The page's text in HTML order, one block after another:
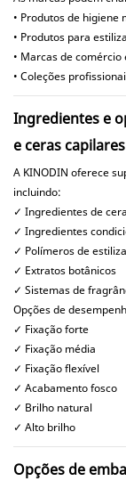
• Produtos de
• Produtos para
• Marcas de
• Coleções
Ingredientes e
e ceras capilares
A KINODIN oferece
incluindo:
✓ Ingredientes de
✓ Ingredientes
✓ Polímeros de
✓ Extratos botânicos
✓ Sistemas de
Opções de
✓ Fixação forte
✓ Fixação média
✓ Fixação flexível
✓ Acabamento fosco
✓ Brilho natural
✓ Alto brilho
Opções de